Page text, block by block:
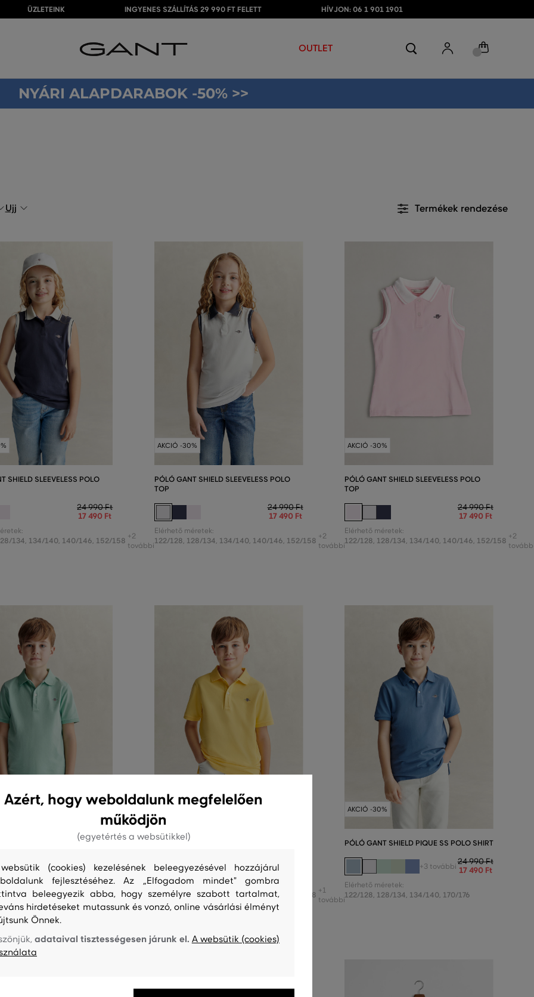
ÜZLETEINK INGYENES SZÁLLÍTÁS 29 990 FT FELETT HÍVJON: 06 1 901 1901
OUTLET
NYÁRI ALAPDARABOK -50% >>
Ujj Termékek rendezése
SHIELD SLEEVELESS POLO
24 990 Ft
17 490 Ft
134, 134/140, 140/146, 152/158 +2
további
AKCIÓ -30%
PÓLÓ GANT SHIELD SLEEVELESS POLO
TOP
24 990 Ft
17 490 Ft
Elérhető méretek:
122/128, 128/134, 134/140, 140/146, 152/158 +2
további
AKCIÓ -30%
PÓLÓ GANT SHIELD SLEEVELESS POLO
TOP
24 990 Ft
17 490 Ft
Elérhető méretek:
122/128, 128/134, 134/140, 140/146, 152/158 +2
SHIELD PIQUE SS POLO SHIRT
+3 további 24 990 Ft
17 490 Ft
134, 134/140, 140/146, 164/170 +1
további
PÓLÓ GANT SHIELD PIQUE SS POLO SHIRT
+3 további 17 490 Ft
Elérhető méretek:
122/128, 128/134, 134/140, 140/146 152/158 +1
további
AKCIÓ -30%
PÓLÓ GANT SHIELD PIQUE SS POLO SHIRT
+3 további24 990 Ft
17 490 Ft
Elérhető méretek:
122/128, 128/134, 134/140, 170/176
Azért, hogy weboldalunk megfelelően
működjön
(egyetértés a websütikkel)
(cookies) kezelésének beleegyezésével hozzájárul
fejlesztéséhez. Az „Elfogadom mindet" gombra
beleegyezik abba, hogy személyre szabott tartalmat,
hirdetéseket mutassunk és vonzó, online vásárlási élményt
Önnek.
adataival tisztességesen járunk el. A websütik (cookies)